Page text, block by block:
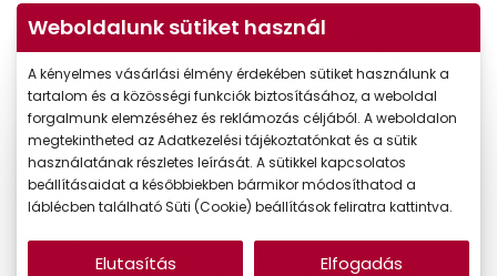
Egy jól megválasztott formával és színnel szinte életre kel az
arcunk, míg egy kevésbé passzoló kerettel akár sápadtnak is
vonásainkat általa. Nem csoda, hogy azt mondják, a szemüveg
Mi, a Vision Expressnél segítünk mindenkinek, hogy
megmutathassa, több van benne: stílusosabb, bevállalósabb, vagy
épp kifinomultan elegánsabb a környezeténél.
Új szemüveg választásakor a funkcionalitás azonban továbbra is
fontos. A szemüveglencse dioptriája és anyaga mellett figyelembe
Weboldalunk sütiket használ
A kényelmes vásárlási élmény érdekében sütiket használunk a
tartalom és a közösségi funkciók biztosításához, a weboldal
forgalmunk elemzéséhez és reklámozás céljából. A weboldalon
megtekintheted az Adatkezelési tájékoztatónkat és a sütik
használatának részletes leírását. A sütikkel kapcsolatos
beállításaidat a későbbiekben bármikor módosíthatod a
láblécben található Süti (Cookie) beállítások feliratra kattintva.
Elutasítás Elfogadás